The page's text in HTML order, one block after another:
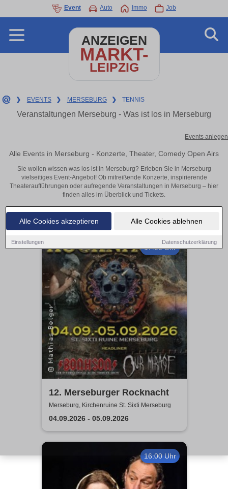
Alle Cookies akzeptieren Alle Cookies ablehnen
Einstellungen Datenschutzerklärung
Event Auto Immo Job
ANZEIGEN
MARKT-
LEIPZIG
❯ EVENTS ❯ MERSEBURG ❯ TENNIS
Veranstaltungen Merseburg - Was ist los in Merseburg
Events anlegen
Alle Events in Merseburg - Konzerte, Theater, Comedy Open Airs
Sie wollen wissen was los ist in Merseburg? Erleben Sie in Merseburg
vielseitiges Event-Angebot! Ob mitreißende Konzerte, inspirierende
Theateraufführungen oder aufregende Veranstaltungen in Merseburg – hier
finden alles im Überblick und Tickets.
17:00 Uhr
12. Merseburger Rocknacht
Merseburg, Kirchenruine St. Sixti Merseburg
04.09.2026 - 05.09.2026
16:00 Uhr